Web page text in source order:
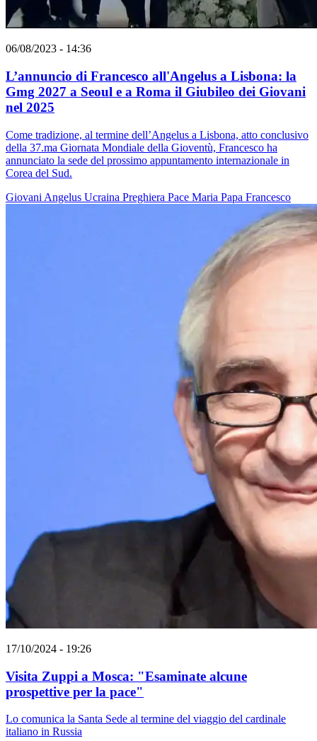
06/08/2023 - 14:36
L’annuncio di Francesco all'Angelus a Lisbona: la
Gmg 2027 a Seoul e a Roma il Giubileo dei Giovani
nel 2025
Come tradizione, al termine dell’Angelus a Lisbona, atto conclusivo
della 37.ma Giornata Mondiale della Gioventù, Francesco ha
annunciato la sede del prossimo appuntamento internazionale in
Corea del Sud.
Giovani Angelus Ucraina Preghiera Pace Maria Papa Francesco
17/10/2024 - 19:26
Visita Zuppi a Mosca: "Esaminate alcune
prospettive per la pace"
Lo comunica la Santa Sede al termine del viaggio del cardinale
italiano in Russia